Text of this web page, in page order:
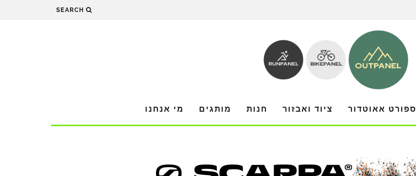
SEARCH
ספורט אאוטדור ציוד ואבזור חנות מותגים מי אנחנו